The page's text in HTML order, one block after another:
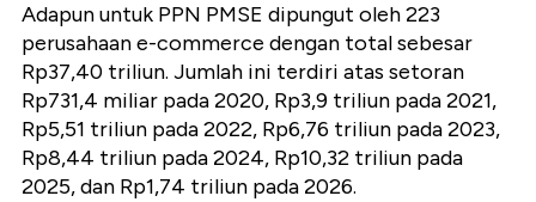
Adapun untuk PPN PMSE dipungut oleh 223
perusahaan e-commerce dengan total sebesar
Rp37,40 triliun. Jumlah ini terdiri atas setoran
Rp731,4 miliar pada 2020, Rp3,9 triliun pada 2021,
Rp5,51 triliun pada 2022, Rp6,76 triliun pada 2023,
Rp8,44 triliun pada 2024, Rp10,32 triliun pada
2025, dan Rp1,74 triliun pada 2026.